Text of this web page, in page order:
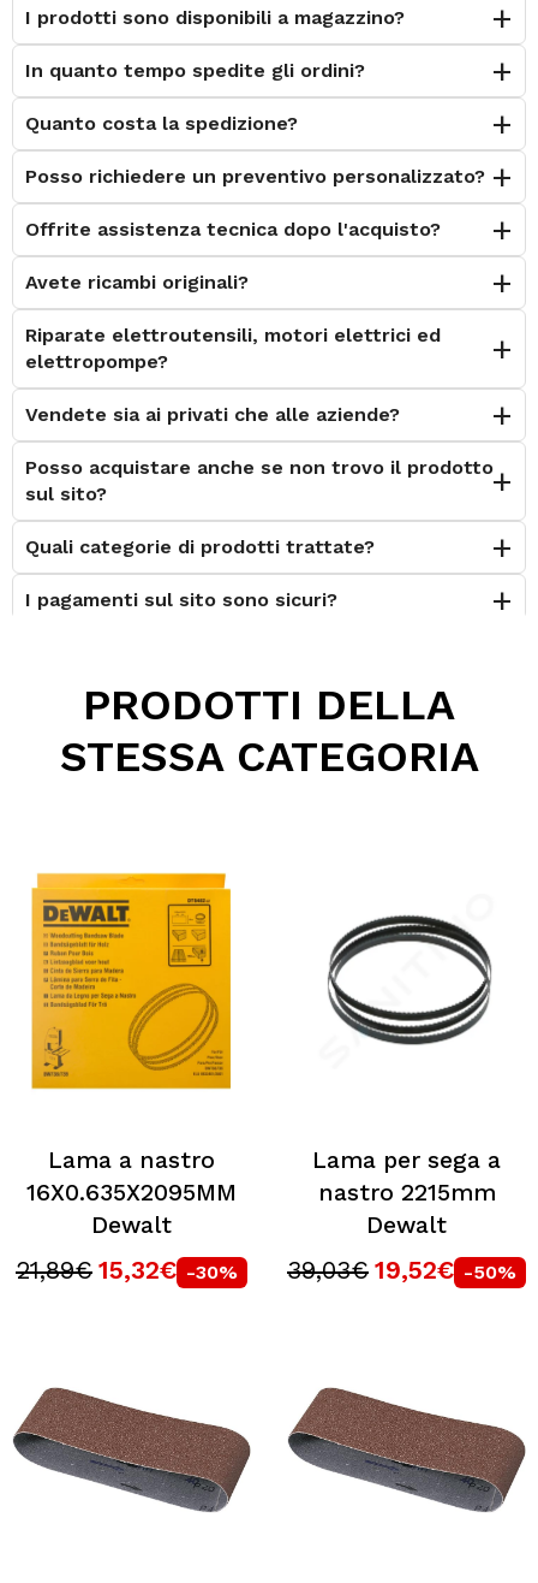
I prodotti sono disponibili a magazzino?
In quanto tempo spedite gli ordini?
Quanto costa la spedizione?
Posso richiedere un preventivo personalizzato?
Offrite assistenza tecnica dopo l'acquisto?
Avete ricambi originali?
Riparate elettroutensili, motori elettrici ed
elettropompe?
Vendete sia ai privati che alle aziende?
Posso acquistare anche se non trovo il prodotto
sul sito?
Quali categorie di prodotti trattate?
I pagamenti sul sito sono sicuri?
Posso contattarvi prima dell'acquisto?
Perché scegliere Elettromeccanica Calzolari?
PRODOTTI DELLA
STESSA CATEGORIA
Lama a nastro
16X0.635X2095MM
Dewalt
21,89€ 15,32€ -30%
Lama per sega a
nastro 2215mm
Dewalt
39,03€ 19,52€ -50%